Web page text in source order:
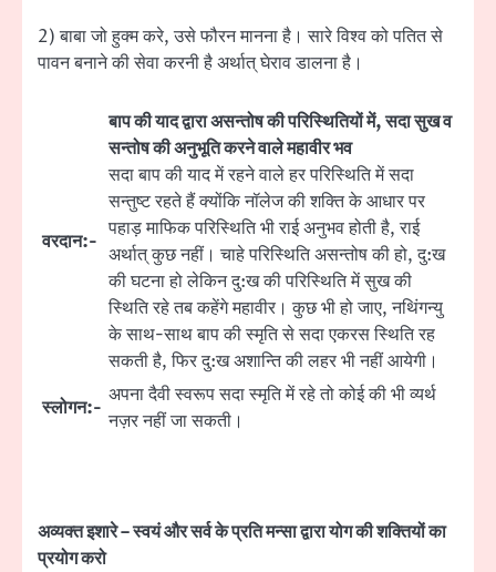
2) बाबा जो हुक्म करे, उसे फौरन मानना है। सारे विश्व को पतित से
पावन बनाने की सेवा करनी है अर्थात् घेराव डालना है।
वरदान:-
बाप की याद द्वारा असन्तोष की परिस्थितियों में, सदा सुख व
सन्तोष की अनुभूति करने वाले महावीर भव
सदा बाप की याद में रहने वाले हर परिस्थिति में सदा
सन्तुष्ट रहते हैं क्योंकि नॉलेज की शक्ति के आधार पर
पहाड़ माफिक परिस्थिति भी राई अनुभव होती है, राई
अर्थात् कुछ नहीं। चाहे परिस्थिति असन्तोष की हो, दु:ख
की घटना हो लेकिन दु:ख की परिस्थिति में सुख की
स्थिति रहे तब कहेंगे महावीर। कुछ भी हो जाए, नथिंगन्यु
के साथ-साथ बाप की स्मृति से सदा एकरस स्थिति रह
सकती है, फिर दु:ख अशान्ति की लहर भी नहीं आयेगी।
स्लोगन:-
अपना दैवी स्वरूप सदा स्मृति में रहे तो कोई की भी व्यर्थ
नज़र नहीं जा सकती।
अव्यक्त इशारे – स्वयं और सर्व के प्रति मन्सा द्वारा योग की शक्तियों का
प्रयोग करो